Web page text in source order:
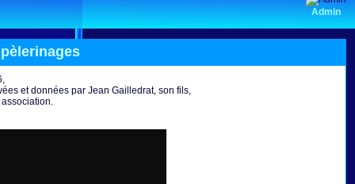
Admin
et données par Jean Gailledrat, son fils,